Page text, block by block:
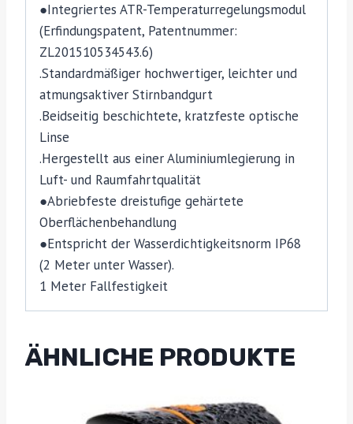
●Integriertes ATR-Temperaturregelungsmodul
(Erfindungspatent, Patentnummer:
ZL201510534543.6)
.Standardmäßiger hochwertiger, leichter und
atmungsaktiver Stirnbandgurt
.Beidseitig beschichtete, kratzfeste optische
Linse
.Hergestellt aus einer Aluminiumlegierung in
Luft- und Raumfahrtqualität
●Abriebfeste dreistufige gehärtete
Oberflächenbehandlung
●Entspricht der Wasserdichtigkeitsnorm IP68
(2 Meter unter Wasser).
1 Meter Fallfestigkeit
ÄHNLICHE PRODUKTE